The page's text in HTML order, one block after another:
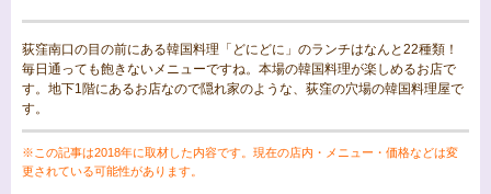
荻窪南口の目の前にある韓国料理「どにどに」のランチはなんと22種類！
毎日通っても飽きないメニューですね。本場の韓国料理が楽しめるお店で
す。地下1階にあるお店なので隠れ家のような、荻窪の穴場の韓国料理屋で
す。
※この記事は2018年に取材した内容です。現在の店内・メニュー・価格などは変
更されている可能性があります。